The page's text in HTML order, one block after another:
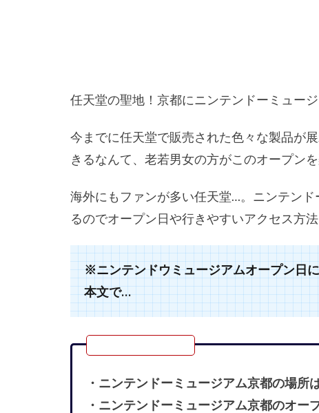
任天堂の聖地！京都にニンテンドーミュー
今までに任天堂で販売された色々な製品が
きるなんて、老若男女の方がこのオープン
海外にもファンが多い任天堂…。ニンテン
るのでオープン日や行きやすいアクセス方
※ニンテンドウミュージアムオープン日
本文で…
・ニンテンドーミュージアム京都の場所
・ニンテンドーミュージアム京都のオー